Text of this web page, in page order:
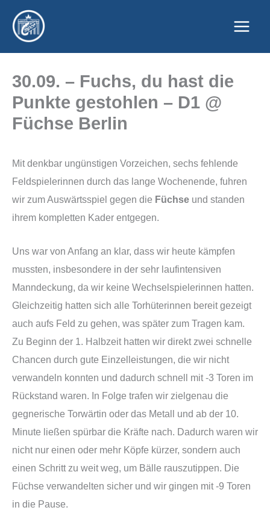
Inhalt
springen
30.09. – Fuchs, du hast die
Punkte gestohlen – D1 @
Füchse Berlin
Mit denkbar ungünstigen Vorzeichen, sechs fehlende
Feldspielerinnen durch das lange Wochenende, fuhren
wir zum Auswärtsspiel gegen die Füchse und standen
ihrem kompletten Kader entgegen.
Uns war von Anfang an klar, dass wir heute kämpfen
mussten, insbesondere in der sehr laufintensiven
Manndeckung, da wir keine Wechselspielerinnen hatten.
Gleichzeitig hatten sich alle Torhüterinnen bereit gezeigt
auch aufs Feld zu gehen, was später zum Tragen kam.
Zu Beginn der 1. Halbzeit hatten wir direkt zwei schnelle
Chancen durch gute Einzelleistungen, die wir nicht
verwandeln konnten und dadurch schnell mit -3 Toren im
Rückstand waren. In Folge trafen wir zielgenau die
gegnerische Torwärtin oder das Metall und ab der 10.
Minute ließen spürbar die Kräfte nach. Dadurch waren wir
nicht nur einen oder mehr Köpfe kürzer, sondern auch
einen Schritt zu weit weg, um Bälle rauszutippen. Die
Füchse verwandelten sicher und wir gingen mit -9 Toren
in die Pause.